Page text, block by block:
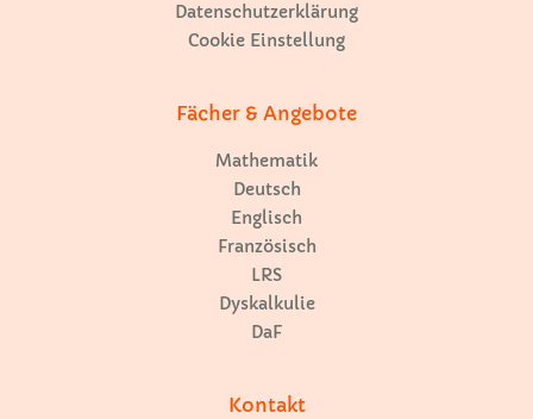
Datenschutzerklärung
Cookie Einstellung
Fächer & Angebote
Mathematik
Deutsch
Englisch
Französisch
LRS
Dyskalkulie
DaF
Kontakt